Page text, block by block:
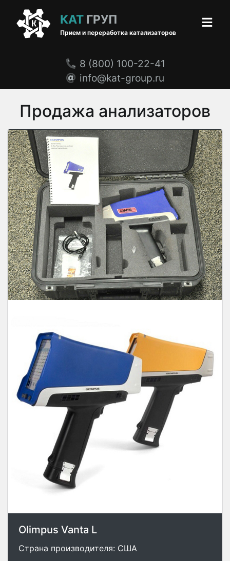
КАТ ГРУП
Прием и переработка катализаторов
8 (800) 100-22-41
info@kat-group.ru
Продажа анализаторов
Olimpus Vanta L
Страна производителя: США